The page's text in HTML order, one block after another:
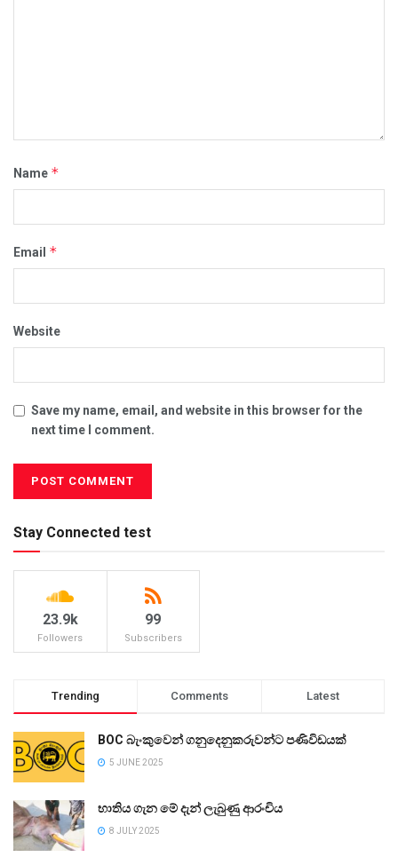
Name *
Email *
Website
Save my name, email, and website in this browser for the
next time I comment.
Stay Connected test
23.9k
Followers
99
Subscribers
Trending Comments Latest
BOC බැංකුවෙන් ගනුදෙනුකරුවන්ට පණිවිඩයක්
5 JUNE 2025
භාතිය ගැන මේ දැන් ලැබුණු ආරංචිය
8 JULY 2025